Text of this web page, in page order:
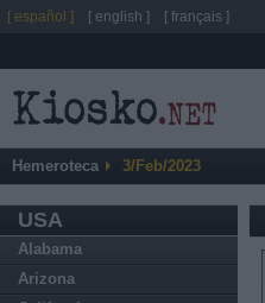
Hemeroteca 3/Feb/2023
USA
Alabama
Arizona
[ español ] [ english ] [ français ]